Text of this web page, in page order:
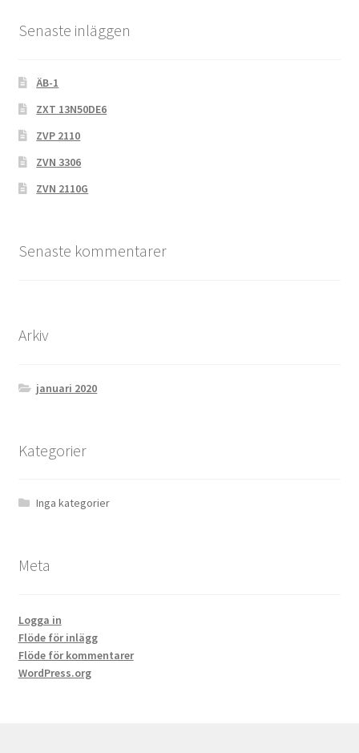
Senaste inläggen
ÄB-1
ZXT 13N50DE6
ZVP 2110
ZVN 3306
ZVN 2110G
Senaste kommentarer
Arkiv
januari 2020
Kategorier
Inga kategorier
Meta
Logga in
Flöde för inlägg
Flöde för kommentarer
WordPress.org